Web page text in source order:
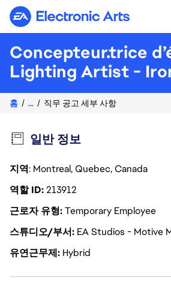
Electronic Arts
Concepteur.trice
Lighting Artist -
홈 ... 직무 공고 세부 사항
일반 정보
지역: Montreal, Quebec, Canada
역할 ID213912
근로자 유형Temporary Employee
스튜디오/부서 EA Studios - Motive
유연근무제 Hybrid